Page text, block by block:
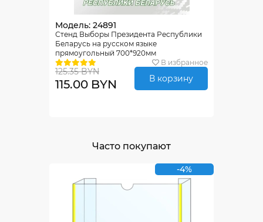
Модель: 24891
Стенд Выборы Президента Республики
Беларусь на русском языке
прямоугольный 700*920мм
В избранное
125.35 BYN
115.00 BYN В корзину
Часто покупают
-4%